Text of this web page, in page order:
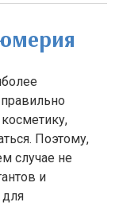
Поэтому,
случае не
и